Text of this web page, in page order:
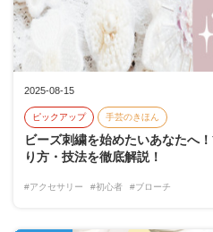
2025-08-15
ピックアップ 手芸のきほん
ビーズ刺繍を始めたいあなたへ
り方・技法を徹底解説！
#アクセサリー #初心者 #ブローチ